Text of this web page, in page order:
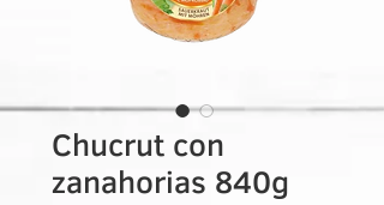
Chucrut con
zanahorias 840g